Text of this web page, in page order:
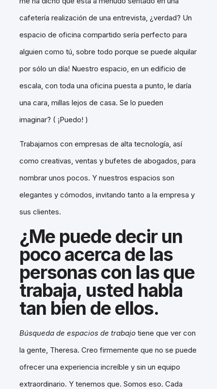
cafetería realización de una entrevista, ¿verdad? Un
espacio de oficina compartido sería perfecto para
alguien como tú, sobre todo porque se puede alquilar
por sólo un día! Nuestro espacio, en un edificio de
escala, con toda una oficina puesta a punto, le daría
una cara, millas lejos de casa. Se lo pueden
imaginar? ( ¡Puedo! )
Trabajamos con empresas de alta tecnología, así
como creativas, ventas y bufetes de abogados, para
nombrar unos pocos. Y nuestros espacios son
elegantes y cómodos, invitando tanto a la empresa y
sus clientes.
¿Me puede decir un
poco acerca de las
personas con las que
trabaja, usted habla
tan bien de ellos.
Búsqueda de espacios de trabajo tiene que ver con
la gente, Theresa. Creo firmemente que no se puede
ofrecer una experiencia increíble y sin un equipo
extraordinario. Y tenemos que. Somos eso. Cada